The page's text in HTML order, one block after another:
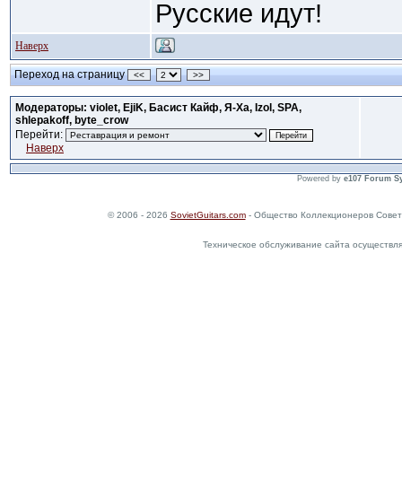
Русские идут!
Наверх
Переход на страницу << >>
Модераторы: violet, EjiK, Басист Кайф, Я-Ха, Izol, SPA,
shlepakoff, byte_crow
Перейти:
Наверх
Powered by e107 Forum
© 2006 - 2026 SovietGuitars.com- Общество Коллекционеров
Техническое обслуживание сайта